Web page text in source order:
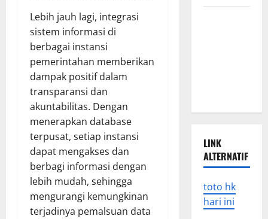
Lebih jauh lagi, integrasi
sistem informasi di
berbagai instansi
pemerintahan memberikan
dampak positif dalam
transparansi dan
akuntabilitas. Dengan
menerapkan database
terpusat, setiap instansi
dapat mengakses dan
berbagi informasi dengan
lebih mudah, sehingga
mengurangi kemungkinan
terjadinya pemalsuan data
LINK
ALTERNATIF
toto hk
hari ini